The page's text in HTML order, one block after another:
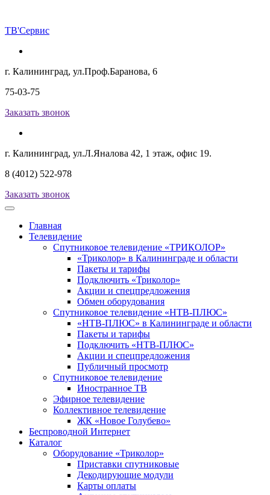
ТВ'Сервис
г. Калининград, ул.Проф.Баранова, 6
75-03-75
Заказать звонок
г. Калининград, ул.Л.Яналова 42, 1 этаж, офис 19.
8 (4012) 522-978
Заказать звонок
Главная
Телевидение
Спутниковое телевидение «ТРИКОЛОР»
«Триколор» в Калининграде и области
Пакеты и тарифы
Подключить «Триколор»
Акции и спецпредложения
Обмен оборудования
Спутниковое телевидение «НТВ-ПЛЮС»
«НТВ-ПЛЮС» в Калининграде и области
Пакеты и тарифы
Подключить «НТВ-ПЛЮС»
Акции и спецпредложения
Публичный просмотр
Спутниковое телевидение
Иностранное ТВ
Эфирное телевидение
Коллективное телевидение
ЖК «Новое Голубево»
Беспроводной Интернет
Каталог
Оборудование «Триколор»
Приставки спутниковые
Декодирующие модули
Карты оплаты